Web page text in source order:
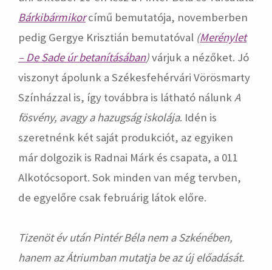
Bárkibármikorcímű bemutatója, novemberben
pedig Gergye Krisztián bemutatóval (Merénylet
– De Sade úr betanításában)várjuk a nézőket. Jó
viszonyt ápolunk a Székesfehérvári Vörösmarty
Színházzal is, így továbbra is látható nálunkA
fösvény, avagy a hazugság iskolája. Idén is
szeretnénk két saját produkciót, az egyiken
már dolgozik is Radnai Márk és csapata, a 011
Alkotócsoport. Sok minden van még tervben,
de egyelőre csak februárig látok előre.
Tizenöt év után Pintér Béla nem a Szkénében,
hanem az Átriumban mutatja be az új előadását.